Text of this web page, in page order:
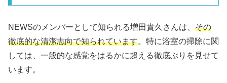
NEWSのメンバーとして知られる増田貴久さんは、 その
徹底的な清潔志向で知られています。特に浴室の掃除に関
しては、一般的な感覚をはるかに超える徹底ぶりを見せて
います。